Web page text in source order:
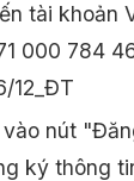
tài khoản
000 784
12_ĐT
nút
ký thông